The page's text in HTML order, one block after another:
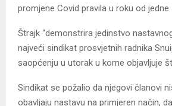
promjene Covid pravila u roku od jedne
Štrajk “demonstrira jedinstvo
najveći sindikat prosvjetnih radnika
saopćenju u utorak u kome objavljuje
Sindikat se požalio da njegovi članovi
obavljaju nastavu na primjeren način,